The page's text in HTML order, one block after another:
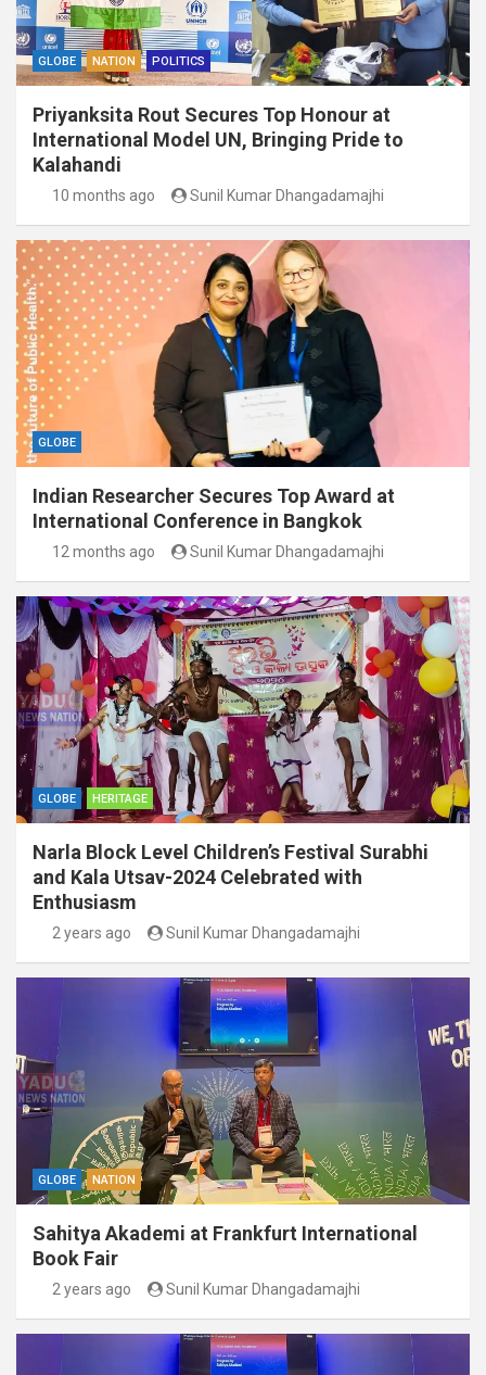
GLOBE NATION POLITICS
Priyanksita Rout Secures Top Honour at
International Model UN, Bringing Pride to
Kalahandi
10 months ago Sunil Kumar Dhangadamajhi
GLOBE
Indian Researcher Secures Top Award at
International Conference in Bangkok
12 months ago Sunil Kumar Dhangadamajhi
GLOBE HERITAGE
Narla Block Level Children’s Festival Surabhi
and Kala Utsav-2024 Celebrated with
Enthusiasm
2 years ago Sunil Kumar Dhangadamajhi
GLOBE NATION
Sahitya Akademi at Frankfurt International
Book Fair
2 years ago Sunil Kumar Dhangadamajhi